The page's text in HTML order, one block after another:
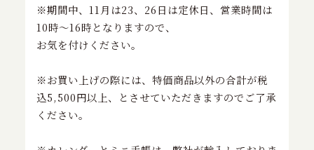
※期間中、 11 月は23、 26日は定休日、営業時間は
10時～16時となりますので、
お気を付けください。
※お買い上げの際には、特価商品以外の合計が税
込5,500円以上、とさせていただきますのでご了承
ください。